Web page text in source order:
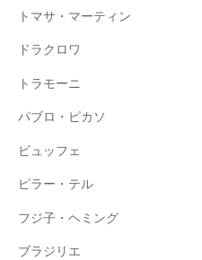
トマサ・マーティン
ドラクロワ
トラモーニ
パブロ・ピカソ
ビュッフェ
ピラー・テル
フジ子・ヘミング
ブラジリエ